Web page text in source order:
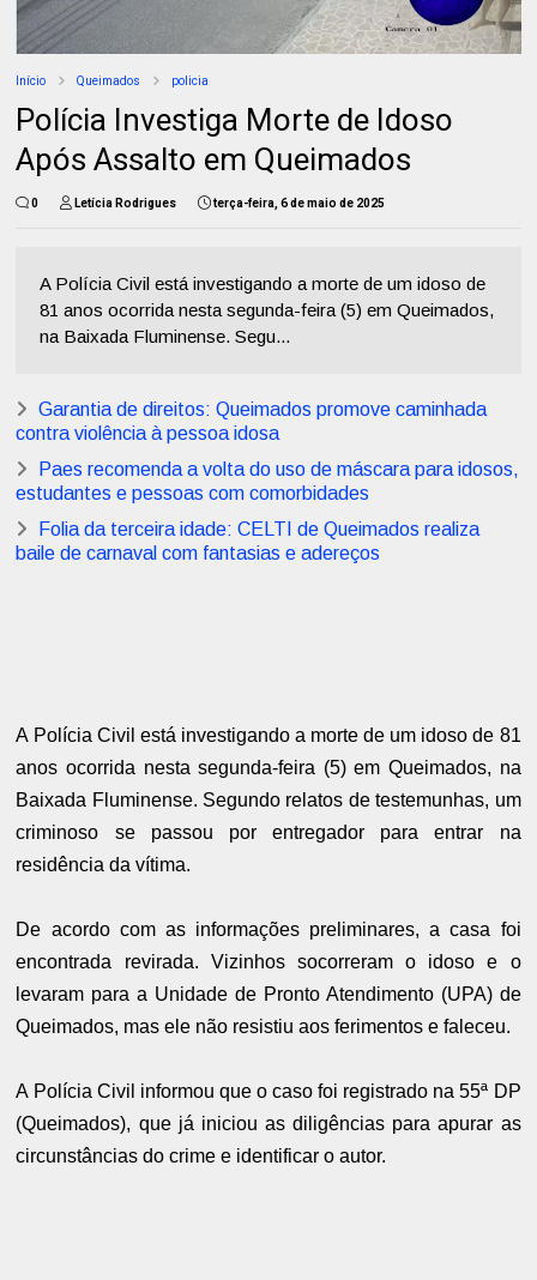
Início Queimados policia
Polícia Investiga Morte de Idoso
Após Assalto em Queimados
0 Letícia Rodrigues terça-feira, 6 de maio de 2025
A Polícia Civil está investigando a morte de um idoso de
81 anos ocorrida nesta segunda-feira (5) em Queimados,
na Baixada Fluminense. Segu...
Garantia de direitos: Queimados promove caminhada
contra violência à pessoa idosa
Paes recomenda a volta do uso de máscara para idosos,
estudantes e pessoas com comorbidades
Folia da terceira idade: CELTI de Queimados realiza
baile de carnaval com fantasias e adereços
A Polícia Civil está investigando a morte de um idoso de 81
anos ocorrida nesta segunda-feira (5) em Queimados, na
Baixada Fluminense. Segundo relatos de testemunhas, um
criminoso se passou por entregador para entrar na
residência da vítima.
De acordo com as informações preliminares, a casa foi
encontrada revirada. Vizinhos socorreram o idoso e o
levaram para a Unidade de Pronto Atendimento (UPA) de
Queimados, mas ele não resistiu aos ferimentos e faleceu.
A Polícia Civil informou que o caso foi registrado na 55ª DP
(Queimados), que já iniciou as diligências para apurar as
circunstâncias do crime e identificar o autor.